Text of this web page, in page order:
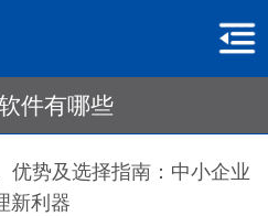
件有哪些
优势及选择指南：中小企业
新利器